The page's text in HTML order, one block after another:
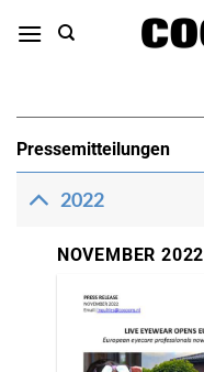
Inhalt
Pressemitteilungen
2022
NOVEMBER 2022